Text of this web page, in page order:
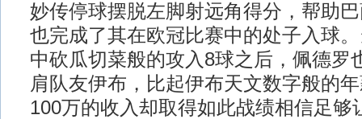
妙传停球摆脱左脚射远角得分，帮助
也完成了其在欧冠比赛中的处子入球
中砍瓜切菜般的攻入8球之后，佩德罗
肩队友伊布，比起伊布天文数字般的
100万的收入却取得如此战绩相信足够